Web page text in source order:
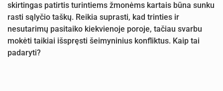
skirtingas patirtis turintiems žmonėms kartais būna sunku
rasti sąlyčio taškų. Reikia suprasti, kad trinties ir
nesutarimų pasitaiko kiekvienoje poroje, tačiau svarbu
mokėti taikiai išspręsti šeimyninius konfliktus. Kaip tai
padaryti?